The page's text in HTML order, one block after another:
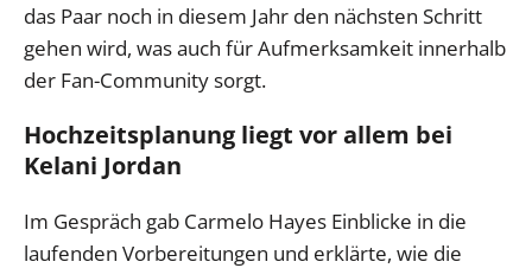
das Paar noch in diesem Jahr den nächsten Schritt
gehen wird, was auch für Aufmerksamkeit innerhalb
der Fan-Community sorgt.
Hochzeitsplanung liegt vor allem bei
Kelani Jordan
Im Gespräch gab Carmelo Hayes Einblicke in die
laufenden Vorbereitungen und erklärte, wie die